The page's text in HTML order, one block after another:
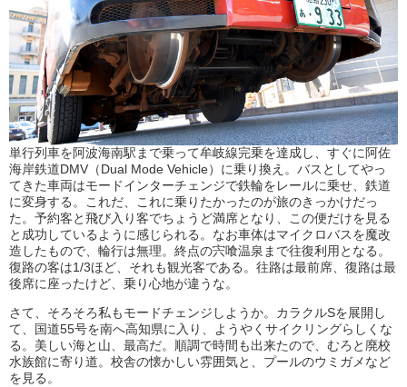
単行列車を阿波海南駅まで乗って牟岐線完乗を達成し、すぐに阿佐
海岸鉄道DMV（Dual Mode Vehicle）に乗り換え。バスとしてやっ
てきた車両はモードインターチェンジで鉄輪をレールに乗せ、鉄道
に変身する。これだ、これに乗りたかったのが旅のきっかけだっ
た。予約客と飛び入り客でちょうど満席となり、この便だけを見る
と成功しているように感じられる。なお車体はマイクロバスを魔改
造したもので、輪行は無理。終点の宍喰温泉まで往復利用となる。
復路の客は1/3ほど、それも観光客である。往路は最前席、復路は最
後席に座ったけど、乗り心地が違うな。
さて、そろそろ私もモードチェンジしようか。カラクルSを展開し
て、国道55号を南へ高知県に入り、ようやくサイクリングらしくな
る。美しい海と山、最高だ。順調で時間も出来たので、むろと廃校
水族館に寄り道。校舎の懐かしい雰囲気と、プールのウミガメなど
を見る。